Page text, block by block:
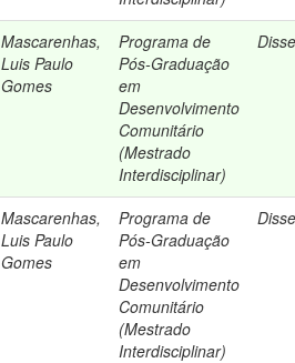
Mascarenhas,
Luis Paulo
Gomes
Programa de
Pós-Graduação
em
Desenvolvimento
Comunitário
(Mestrado
Interdisciplinar)
Mascarenhas,
Luis Paulo
Gomes
Programa de
Pós-Graduação
em
Desenvolvimento
Comunitário
(Mestrado
Interdisciplinar)